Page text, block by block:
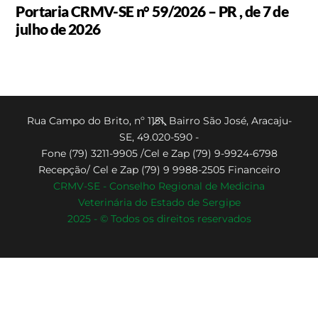
Portaria CRMV-SE n° 59/2026 – PR , de 7 de
julho de 2026
Back
To
Top
Rua Campo do Brito, nº 1151, Bairro São José, Aracaju-
SE, 49.020-590 -
Fone (79) 3211-9905 /Cel e Zap (79) 9-9924-6798
Recepção/ Cel e Zap (79) 9 9988-2505 Financeiro
CRMV-SE - Conselho Regional de Medicina
Veterinária do Estado de Sergipe
2025 - © Todos os direitos reservados